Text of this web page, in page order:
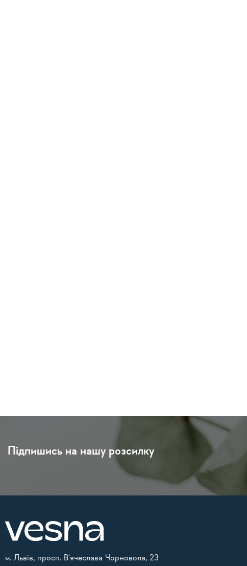
Підпишись на нашу розсилку
м. Львів, просп. В'ячеслава Чорновола, 23